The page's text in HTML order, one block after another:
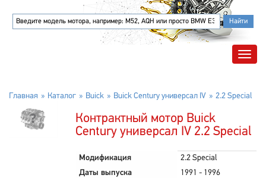
Главная Каталог Buick Buick Century универсал IV 2.2 Special
Контрактный мотор Buick
Century универсал IV 2.2 Special
Модификация
2.2 Special
Даты выпуска
1991 - 1996